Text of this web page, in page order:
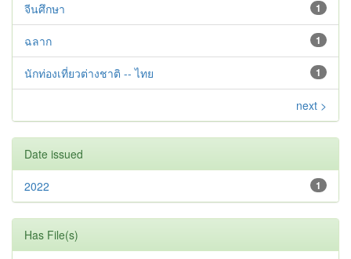
1
จีนศึกษา
1
ฉลาก
1
นักท่องเที่ยวต่างชาติ -- ไทย
next >
Date issued
1
2022
Has File(s)